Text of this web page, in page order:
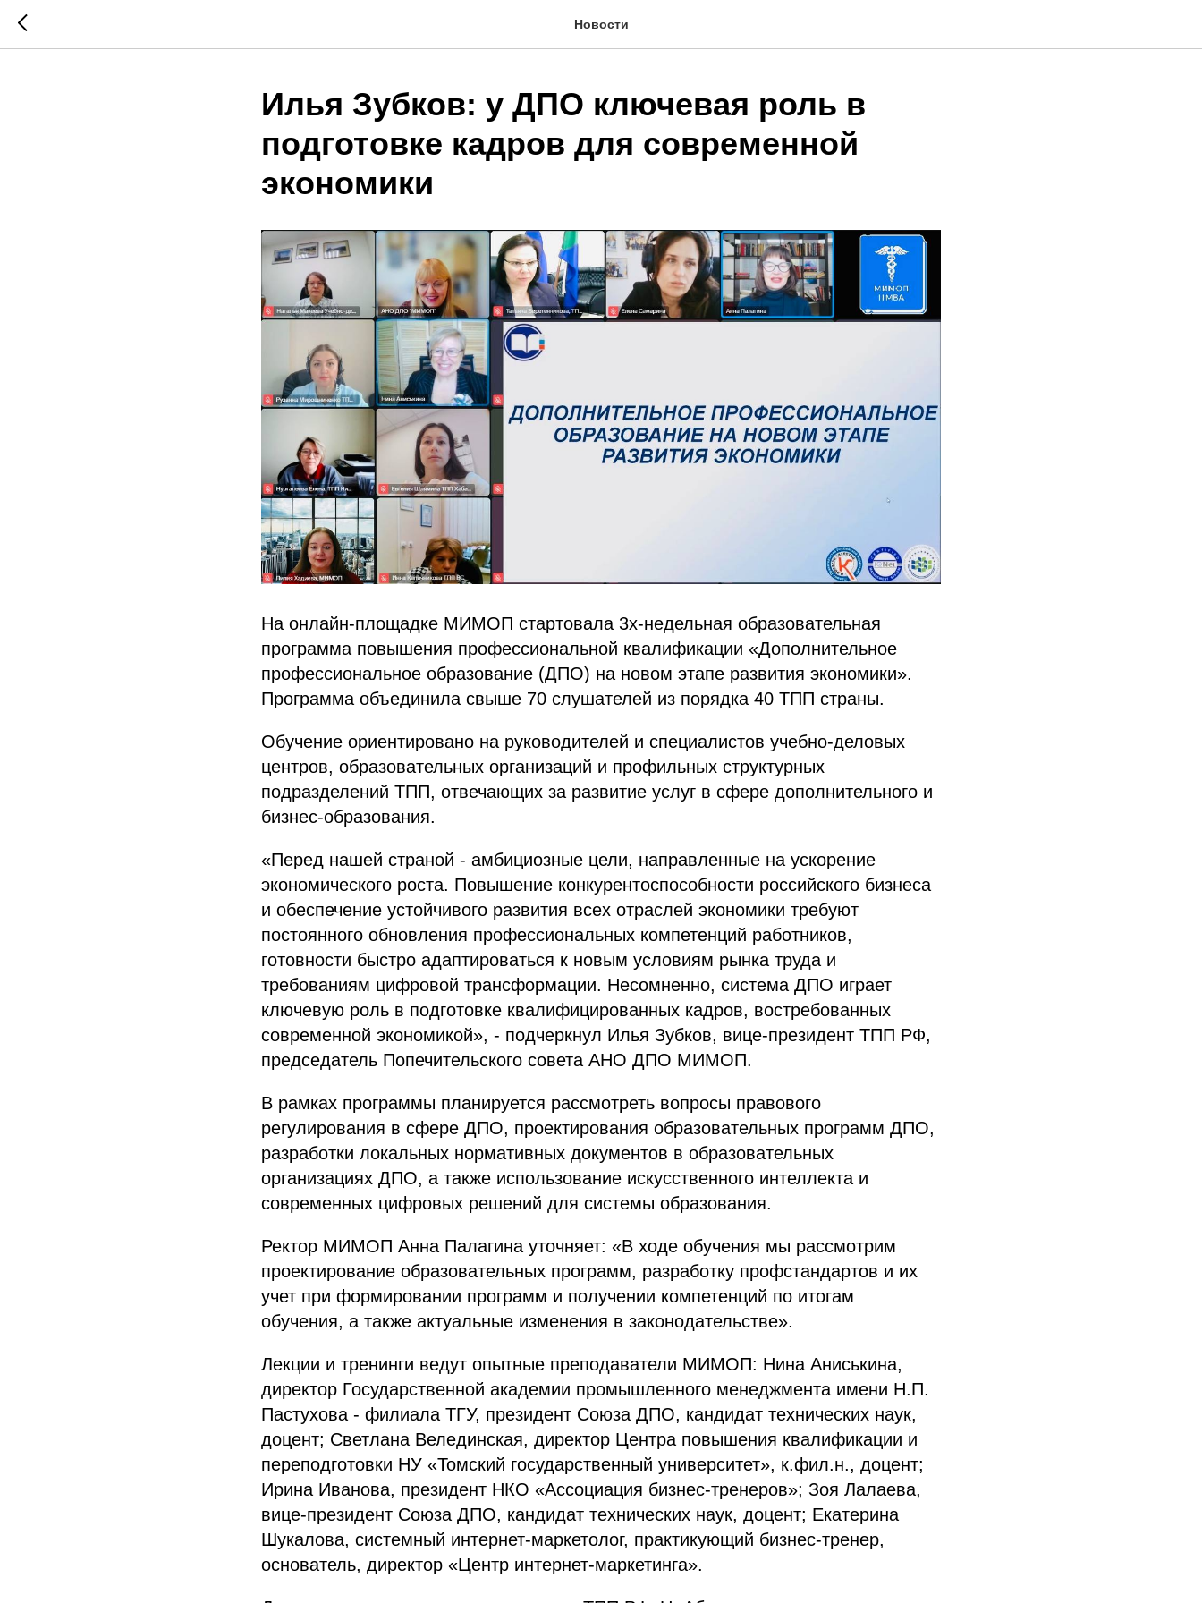
Новости
Илья Зубков: у ДПО ключевая роль в
подготовке кадров для современной
экономики
На онлайн-площадке МИМОП стартовала 3х-недельная образовательная
программа повышения профессиональной квалификации «Дополнительное
профессиональное образование (ДПО) на новом этапе развития экономики».
Программа объединила свыше 70 слушателей из порядка 40 ТПП страны.
Обучение ориентировано на руководителей и специалистов учебно-деловых
центров, образовательных организаций и профильных структурных
подразделений ТПП, отвечающих за развитие услуг в сфере дополнительного и
бизнес-образования.
«Перед нашей страной - амбициозные цели, направленные на ускорение
экономического роста. Повышение конкурентоспособности российского бизнеса
и обеспечение устойчивого развития всех отраслей экономики требуют
постоянного обновления профессиональных компетенций работников,
готовности быстро адаптироваться к новым условиям рынка труда и
требованиям цифровой трансформации. Несомненно, система ДПО играет
ключевую роль в подготовке квалифицированных кадров, востребованных
современной экономикой», - подчеркнул Илья Зубков, вице-президент ТПП РФ,
председатель Попечительского совета АНО ДПО МИМОП.
В рамках программы планируется рассмотреть вопросы правового
регулирования в сфере ДПО, проектирования образовательных программ ДПО,
разработки локальных нормативных документов в образовательных
организациях ДПО, а также использование искусственного интеллекта и
современных цифровых решений для системы образования.
Ректор МИМОП Анна Палагина уточняет: «В ходе обучения мы рассмотрим
проектирование образовательных программ, разработку профстандартов и их
учет при формировании программ и получении компетенций по итогам
обучения, а также актуальные изменения в законодательстве».
Лекции и тренинги ведут опытные преподаватели МИМОП: Нина Аниськина,
директор Государственной академии промышленного менеджмента имени Н.П.
Пастухова - филиала ТГУ, президент Союза ДПО, кандидат технических наук,
доцент; Светлана Велединская, директор Центра повышения квалификации и
переподготовки НУ «Томский государственный университет», к.фил.н., доцент;
Ирина Иванова, президент НКО «Ассоциация бизнес-тренеров»; Зоя Лалаева,
вице-президент Союза ДПО, кандидат технических наук, доцент; Екатерина
Шукалова, системный интернет-маркетолог, практикующий бизнес-тренер,
основатель, директор «Центр интернет-маркетинга».